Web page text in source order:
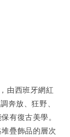
由西班牙網紅
奔放、狂野、
有復古美學。
疊飾品的層次